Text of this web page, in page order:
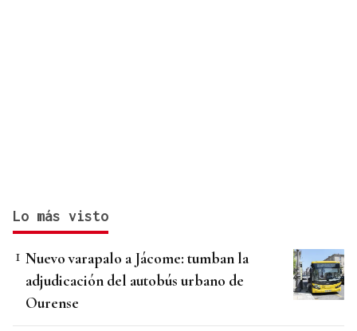
Lo más visto
Nuevo varapalo a Jácome: tumban la
adjudicación del autobús urbano de
Ourense